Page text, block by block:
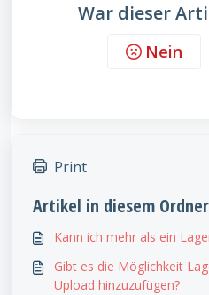
War dieser
Nein
Print
Artikel in diesem
Kann ich mehr als ein
Gibt es die Möglichkeit
Upload hinzuzufügen?